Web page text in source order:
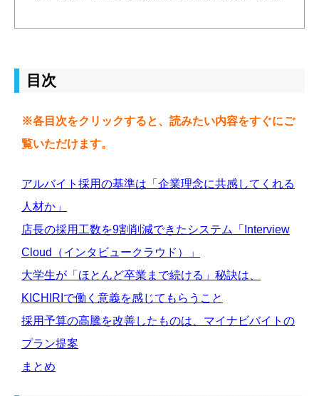
目次
※各目次をクリックすると、読みたい内容をすぐにご
覧いただけます。
アルバイト採用の基準は「企業理念に共感してくれる
人材か」
店長の採用工数を9割削減できたシステム「Interview
Cloud（インタビュークラウド）」
大学生が「ほとんど卒業まで続ける」秘訣は、
KICHIRIで働く意義を感じてもらうこと
採用予算の高騰を改善したものは、マイナビバイトの
プラン提案
まとめ